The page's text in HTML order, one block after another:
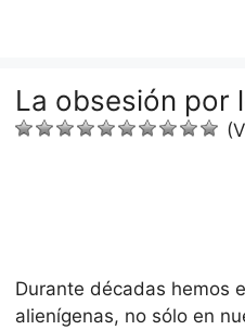
La obsesión por
Durante décadas hemos
alienígenas, no sólo en